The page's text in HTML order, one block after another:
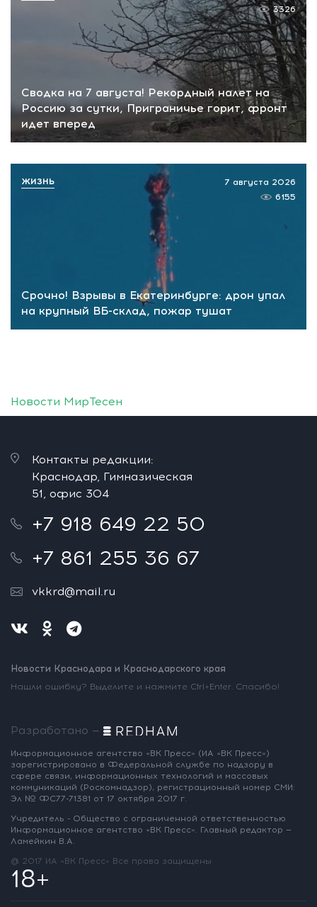
Сводка на 7 августа! Рекордный налет на
Россию за сутки, Приграничье горит, фронт
идет вперед
3326
Срочно! Взрывы в Екатеринбурге: дрон упал
на крупный ВБ-склад, пожар тушат
7 августа 2026
6155
ЖИЗНЬ
Новости МирТесен
Контакты редакции:
Краснодар, Гимназическая
51, офис 304
+7 918 649 22 50
+7 861 255 36 67
vkkrd@mail.ru
Новости Краснодара и Краснодарского края
Нашли ошибку? Выделите и нажмите Ctrl+Enter. Спасибо!
Разработано —
Информационное агентство «ВК Пресс» (ИА «ВК Пресс»)
зарегистрировано в Федеральной службе по надзору в
сфере связи, информационных технологий и массовых
коммуникаций (Роскомнадзор), регистрационный номер СМИ:
Эл № ФС77-71381 от 17 октября 2017 г.
Учредитель - Общество с ограниченной ответственностью
Информационное агентство «ВК Пресс». Главный редактор —
Ламейкин В.А.
@ 2017 ИА «ВК Пресс» Все права защищены
18+